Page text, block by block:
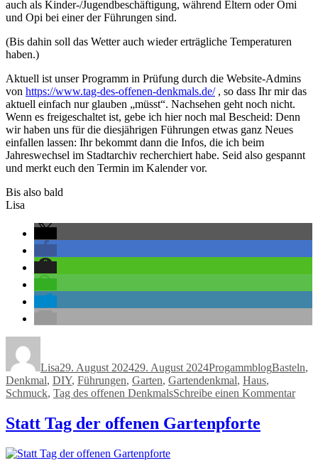
auch als Kinder-/Jugendbeschäftigung, während Eltern oder Omi
und Opi bei einer der Führungen sind.
(Bis dahin soll das Wetter auch wieder erträgliche Temperaturen
haben.)
Aktuell ist unser Programm in Prüfung durch die Website-Admins
von https://www.tag-des-offenen-denkmals.de/, so dass Ihr mir das
aktuell einfach nur glauben „müsst“. Nachsehen geht noch nicht.
Wenn es freigeschaltet ist, gebe ich hier noch mal Bescheid: Denn
wir haben uns für die diesjährigen Führungen etwas ganz Neues
einfallen lassen: Ihr bekommt dann die Infos, die ich beim
Jahreswechsel im Stadtarchiv recherchiert habe. Seid also gespannt
und merkt euch den Termin im Kalender vor.
Bis also bald
Lisa
Lisa29. August 202429. August 2024ProgammblogBasteln,
Denkmal, DIY, Führungen, Garten, Gartendenkmal, Haus,
Schmuck, Tag des offenen DenkmalsSchreibe einen Kommentarzu
Statt Tag der offenen Gartenpforte